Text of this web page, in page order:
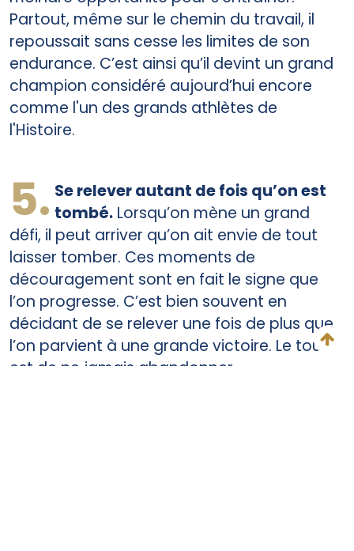
Partout, même sur le chemin du travail, il
repoussait sans cesse les limites de son
endurance. C’est ainsi qu’il devint un grand
champion considéré aujourd’hui encore
comme l'un des grands athlètes de
l'Histoire.
5. Se relever autant de fois qu’on est
tombé. Lorsqu’on mène un grand
défi, il peut arriver qu’on ait envie de tout
laisser tomber. Ces moments de
découragement sont en fait le signe que
l’on progresse. C’est bien souvent en
décidant de se relever une fois de plus que
l’on parvient à une grande victoire. Le tout
est de ne jamais abandonner.